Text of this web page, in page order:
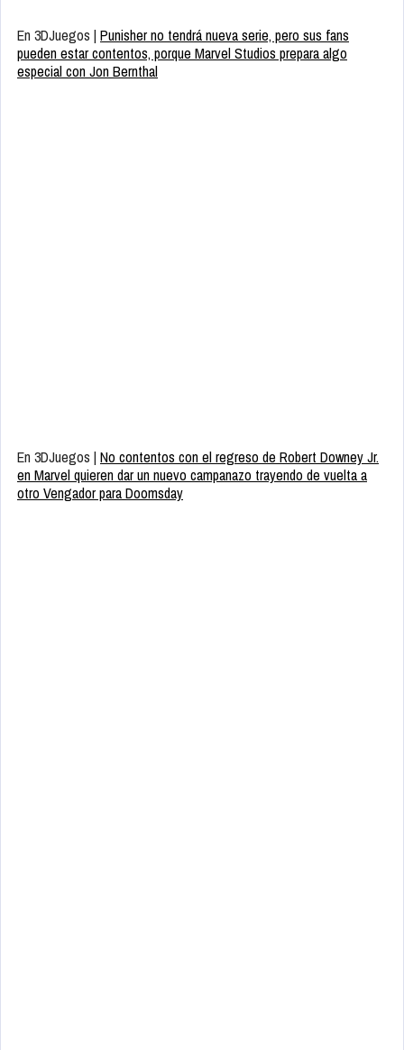
En 3DJuegos | Punisher no tendrá nueva serie, pero sus fans
pueden estar contentos, porque Marvel Studios prepara algo
especial con Jon Bernthal
En 3DJuegos | No contentos con el regreso de Robert Downey Jr.
en Marvel quieren dar un nuevo campanazo trayendo de vuelta a
otro Vengador para Doomsday